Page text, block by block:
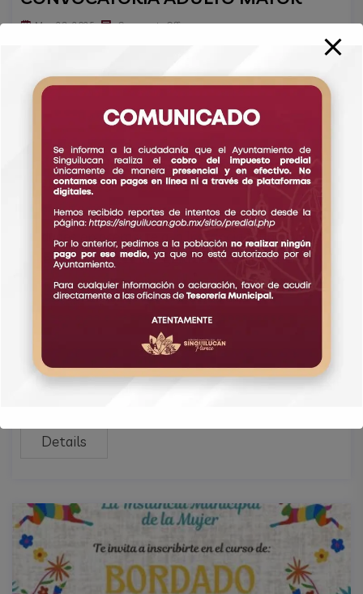
May 23, 2025 Comments Off
Details
La Instancia Municipal de la Mujer sie
mpre está para apoyarte
March 12, 2025 Comments Off
No dudes en acercarte a la Instancia Municipal de la
Mujer si te sientes insegura ante cualquier tipo
Details
Details